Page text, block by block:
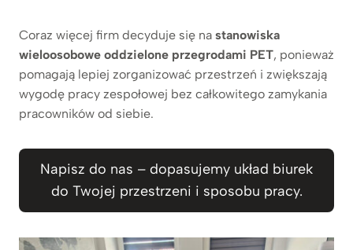
Coraz więcej firm decyduje się na stanowiska
wieloosobowe oddzielone przegrodami PET, ponieważ
pomagają lepiej zorganizować przestrzeń i zwiększają
wygodę pracy zespołowej bez całkowitego zamykania
pracowników od siebie.
Napisz do nas – dopasujemy układ biurek
do Twojej przestrzeni i sposobu pracy.